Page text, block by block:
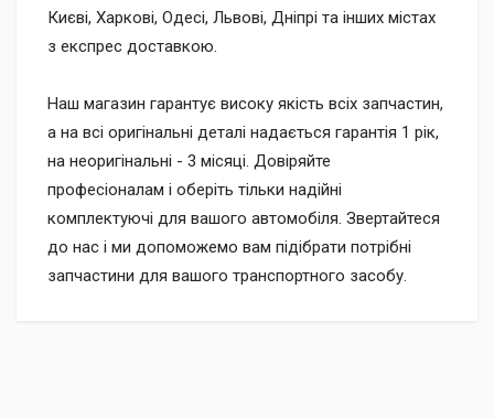
Києві, Харкові, Одесі, Львові, Дніпрі та інших містах
з експрес доставкою.
Наш магазин гарантує високу якість всіх запчастин,
а на всі оригінальні деталі надається гарантія 1 рік,
на неоригінальні - 3 місяці. Довіряйте
професіоналам і оберіть тільки надійні
комплектуючі для вашого автомобіля. Звертайтеся
до нас і ми допоможемо вам підібрати потрібні
запчастини для вашого транспортного засобу.